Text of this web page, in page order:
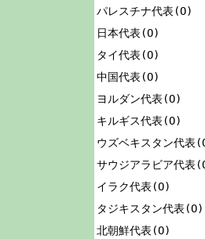
パレスチナ代表(O)
日本代表(O)
タイ代表(O)
中国代表(O)
ヨルダン代表(O)
キルギス代表(O)
ウズベキスタン代表
サウジアラビア代表
イラク代表(O)
タジキスタン代表(O)
北朝鮮代表(O)